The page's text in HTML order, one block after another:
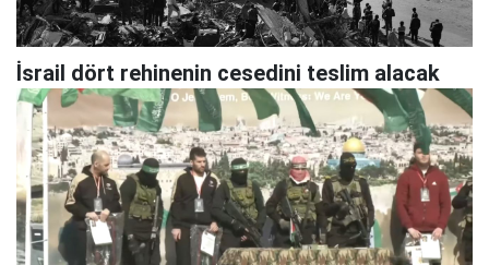
İsrail dört rehinenin cesedini teslim alacak